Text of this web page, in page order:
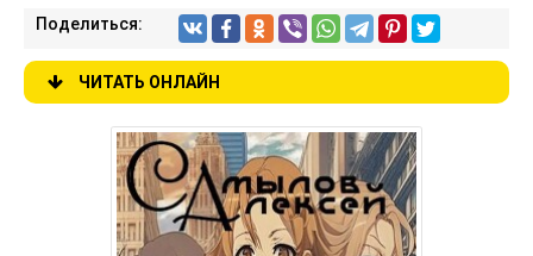
Поделиться:
ЧИТАТЬ ОНЛАЙН